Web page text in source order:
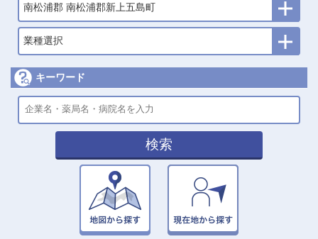
南松浦郡 南松浦郡新上五島町
業種選択
キーワード
検索